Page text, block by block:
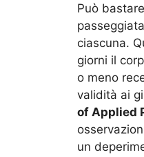
Può
ciascuna.
giorni il
o meno
validità ai
of Applied
un